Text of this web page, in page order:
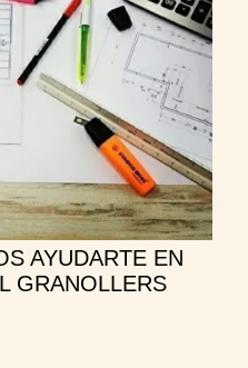
AYUDARTE EN
GRANOLLERS